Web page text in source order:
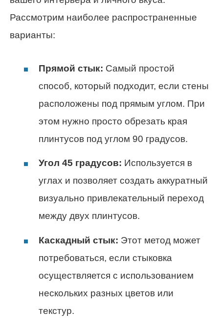
Рассмотрим наиболее распространенные
варианты:
Прямой стык: Самый простой
способ, который подходит, если стены
расположены под прямым углом. При
этом нужно просто обрезать края
плинтусов под углом 90 градусов.
Угол 45 градусов: Используется в
углах и позволяет создать аккуратный
визуально привлекательный переход
между двух плинтусов.
Каскадный стык: Этот метод может
потребоваться, если стыковка
осуществляется с использованием
нескольких разных цветов или
текстур.